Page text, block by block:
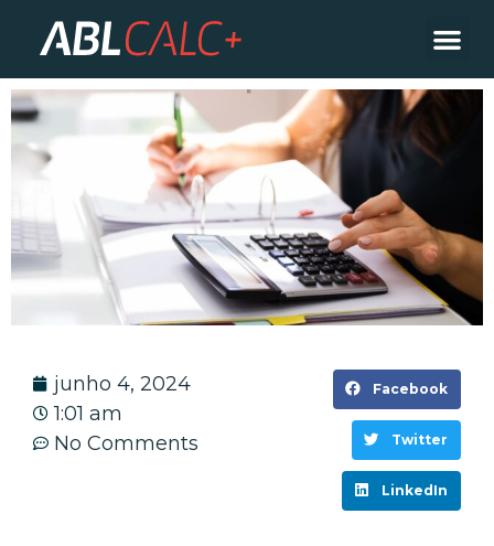
junho 4, 2024
1:01 am
No Comments
Facebook
Twitter
LinkedIn